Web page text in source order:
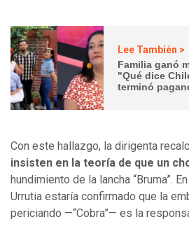
Lee También >
Familia ganó
"Qué dice
terminó
Con este hallazgo, la dirigenta
insisten en la teoría de que un
hundimiento de la lancha “Bruma”.
Urrutia estaría confirmado que la
periciando —“Cobra”— es la